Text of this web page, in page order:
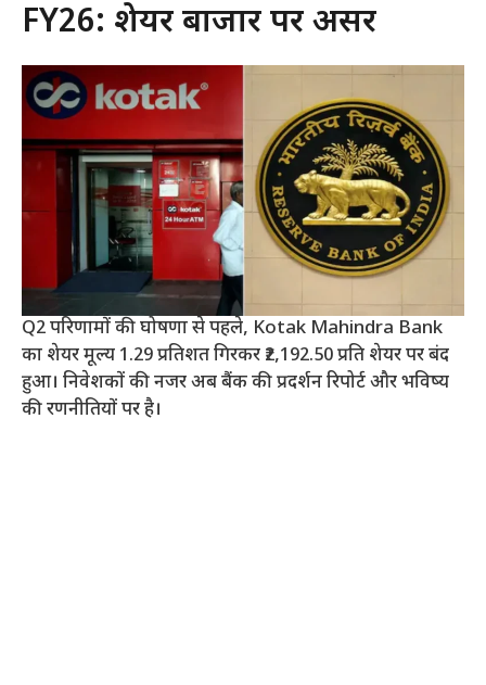
FY26: शेयर बाजार पर असर
Q2 परिणामों की घोषणा से पहले, Kotak Mahindra Bank
का शेयर मूल्य 1.29 प्रतिशत गिरकर ₹2,192.50 प्रति शेयर पर बंद
हुआ। निवेशकों की नजर अब बैंक की प्रदर्शन रिपोर्ट और भविष्य
की रणनीतियों पर है।